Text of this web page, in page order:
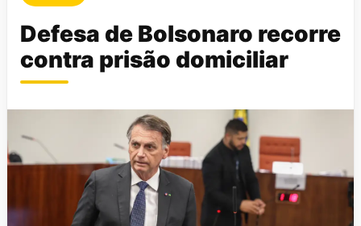
Defesa de Bolsonaro recorre
contra prisão domiciliar